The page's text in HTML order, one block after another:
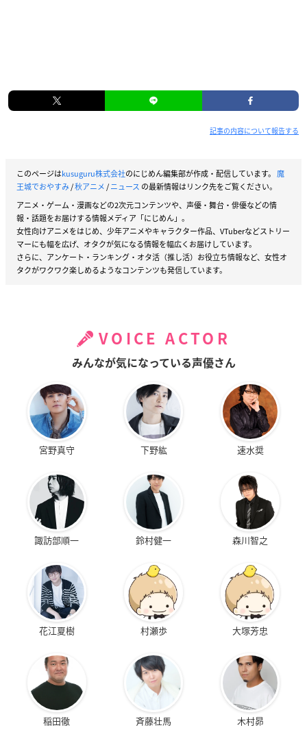
記事の内容について報告する
このページはkusuguru株式会社のにじめん編集部が作成・配信しています。 魔
王城でおやすみ/秋アニメ/ニュース の最新情報はリンク先をご覧ください。
アニメ・ゲーム・漫画などの2次元コンテンツや、声優・舞台・俳優などの情
報・話題をお届けする情報メディア「にじめん」。
女性向けアニメをはじめ、少年アニメやキャラクター作品、VTuberなどストリー
マーにも幅を広げ、オタクが気になる情報を幅広くお届けしています。
さらに、アンケート・ランキング・オタ活（推し活）お役立ち情報など、女性オ
タクがワクワク楽しめるようなコンテンツも発信しています。
VOICE ACTOR
みんなが気になっている声優さん
宮野真守 下野紘 速水奨
諏訪部順一 鈴村健一 森川智之
花江夏樹 村瀬歩 大塚芳忠
稲田徹 斉藤壮馬 木村昴